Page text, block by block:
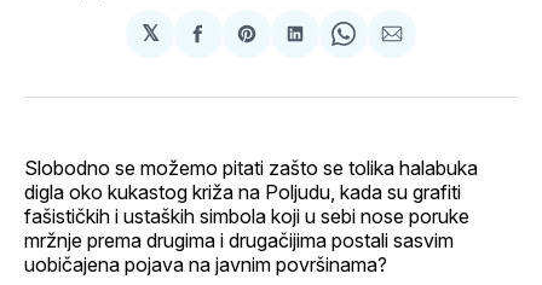
𝕏
podijeliSharepodijeliSharepodijeli
Slobodno se možemo pitati zašto se tolika halabuka
digla oko kukastog križa na Poljudu, kada su grafiti
fašističkih i ustaških simbola koji u sebi nose poruke
mržnje prema drugima i drugačijima postali sasvim
uobičajena pojava na javnim površinama?